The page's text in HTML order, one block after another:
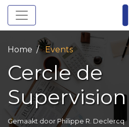
Toggle navigation
Home Events
Cercle de
Supervision
Gemaakt door Philippe R. Declercq